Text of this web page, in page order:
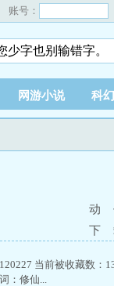
账号：
网游小说 科
动
下
当前被收藏数
修仙...